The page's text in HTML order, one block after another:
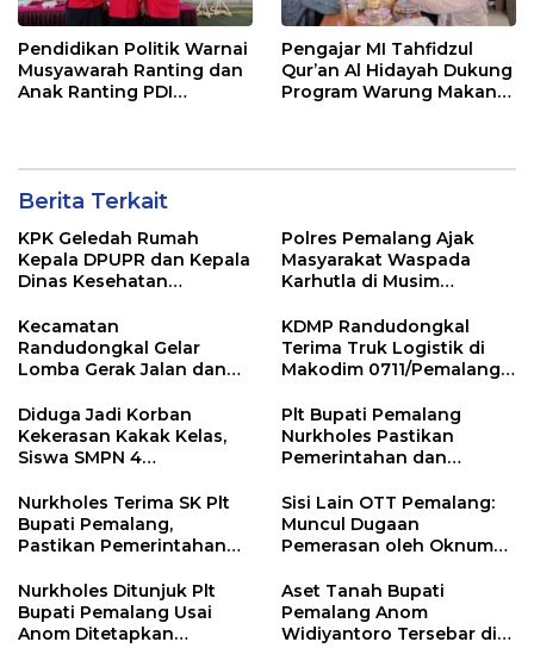
Pendidikan Politik Warnai
Musyawarah Ranting dan
Anak Ranting PDI
Pengajar MI Tahfidzul
Qur’an Al Hidayah Dukung
Program Warung Makan
Berita Terkait
KPK Geledah Rumah
Kepala DPUPR dan Kepala
Dinas Kesehatan
Polres Pemalang Ajak
Masyarakat Waspada
Karhutla di Musim
Kecamatan
Randudongkal Gelar
Lomba Gerak Jalan dan
HUT RI ke-81
KDMP Randudongkal
Terima Truk Logistik di
Makodim 0711/Pemalang
Desa
Diduga Jadi Korban
Kekerasan Kakak Kelas,
Siswa SMPN 4
Dunia
Plt Bupati Pemalang
Nurkholes Pastikan
Pemerintahan dan
Berjalan
Nurkholes Terima SK Plt
Bupati Pemalang,
Pastikan Pemerintahan
Sisi Lain OTT Pemalang:
Muncul Dugaan
Pemerasan oleh Oknum
Nurkholes Ditunjuk Plt
Bupati Pemalang Usai
Anom Ditetapkan
Aset Tanah Bupati
Pemalang Anom
Widiyantoro Tersebar di